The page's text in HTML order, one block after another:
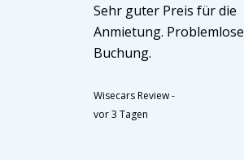
Sehr guter Preis für die
Anmietung. Problemlose
Buchung.
Wisecars Review-
vor 3 Tagen